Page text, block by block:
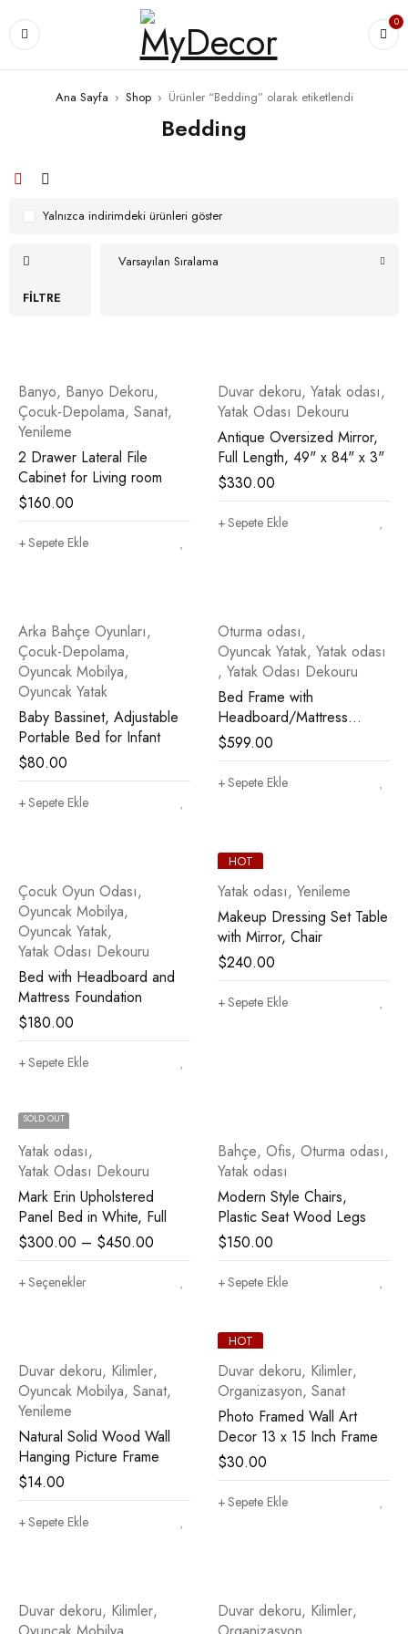
0
Ana Sayfa › Shop › Ürünler “Bedding” olarak etiketlendi
Bedding
FILTRE
Varsayılan Sıralama
Yalnızca indirimdeki ürünleri göster
Banyo, Banyo Dekoru,
Çocuk-Depolama, Sanat,
Yenileme
2 Drawer Lateral File
Cabinet for Living room
$160.00
Sepete Ekle
Duvar dekoru, Yatak odası,
Yatak Odası Dekouru
Antique Oversized Mirror,
Full Length, 49" x 84" x 3"
$330.00
Sepete Ekle
Arka Bahçe Oyunları,
Çocuk-Depolama,
Oyuncak Mobilya,
Oyuncak Yatak
Baby Bassinet, Adjustable
Portable Bed for Infant
$80.00
Sepete Ekle
Oturma odası,
Oyuncak Yatak, Yatak odası
, Yatak Odası Dekouru
Bed Frame with
Headboard/Mattress
Foundation
$599.00
Sepete Ekle
Çocuk Oyun Odası,
Oyuncak Mobilya,
Oyuncak Yatak,
Yatak Odası Dekouru
Bed with Headboard and
Mattress Foundation
$180.00
Sepete Ekle
HOT
Yatak odası, Yenileme
Makeup Dressing Set Table
with Mirror, Chair
$240.00
Sepete Ekle
SOLD OUT
Yatak odası,
Yatak Odası Dekouru
Mark Erin Upholstered
Panel Bed in White, Full
$300.00 – $450.00
Seçenekler
Bahçe, Ofis, Oturma odası,
Yatak odası
Modern Style Chairs,
Plastic Seat Wood Legs
$150.00
Sepete Ekle
Duvar dekoru, Kilimler,
Oyuncak Mobilya, Sanat,
Yenileme
Natural Solid Wood Wall
Hanging Picture Frame
$14.00
Sepete Ekle
HOT
Duvar dekoru, Kilimler,
Organizasyon, Sanat
Photo Framed Wall Art
Decor 13 x 15 Inch Frame
$30.00
Sepete Ekle
Duvar dekoru, Kilimler,
Duvar dekoru, Kilimler,